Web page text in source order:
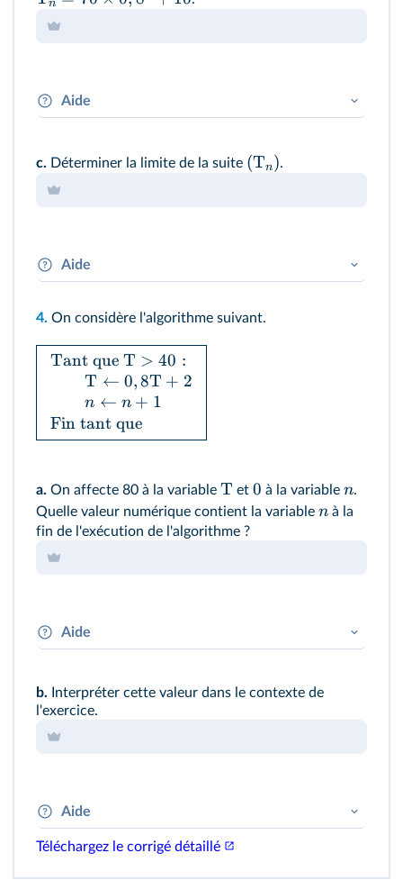
n
Aide
c. Déterminer la limite de la suite (Tn).
Aide
4. On considère l'algorithme suivant.
Tant que T > 40 :
T ← 0,8T + 2
n ← n + 1
Fin tant que
a. On affecte 80 à la variable T et 0 à la variable n.
Quelle valeur numérique contient la variable n à la
fin de l'exécution de l'algorithme ?
Aide
vérifiant à chaque fois la condition d'arrêt de la
boucle.
b. Interpréter cette valeur dans le contexte de
l'exercice.
Aide
Il faut savoir ce que représentent
Téléchargez le corrigé détaillé